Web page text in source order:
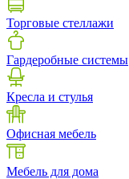
Торговые стеллажи
Гардеробные системы
Кресла и стулья
Офисная мебель
Мебель для дома